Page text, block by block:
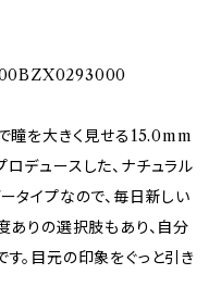
瞳を大きく見せる15.0mm
デュースした、ナチュラル
タイプなので、毎日新しい
ありの選択肢もあり、自分
。目元の印象をぐっと引き